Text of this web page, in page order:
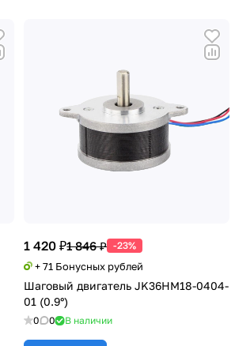
1 420 ₽1 846 ₽ -23%
+ 71 Бонусных рублей
Шаговый двигатель JK36HM18-0404-
01 (0.9°)
0 0 В наличии